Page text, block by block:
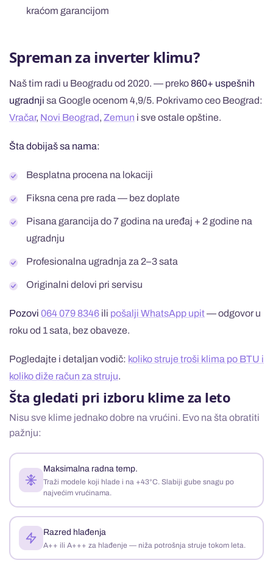
kraćom garancijom
Spreman za inverter klimu?
Naš tim radi u Beogradu od 2020. — preko860+ uspešnih
ugradnji sa Google ocenom 4,9/5. Pokrivamo ceo Beograd:
Vračar, Novi Beograd, Zemun i sve ostale opštine.
Šta dobijaš sa nama:
Besplatna procena na lokaciji
Fiksna cena pre rada — bez doplate
Pisana garancija do 7 godina na uređaj + 2 godine na
ugradnju
Profesionalna ugradnja za 2–3 sata
Originalni delovi pri servisu
Pozovi 064 079 8346 ili pošalji WhatsApp upit— odgovor u
roku od 1 sata, bez obaveze.
Pogledajte i detaljan vodič: koliko struje troši klima po BTU i
koliko diže račun za struju.
Šta gledati pri izboru klime za leto
Nisu sve klime jednako dobre na vrućini. Evo na šta obratiti
pažnju:
Maksimalna radna temp.
Traži modele koji hlade i na +43°C. Slabiji gube snagu po
najvećim vrućinama.
Razred hlađenja
A++ ili A+++ za hlađenje — niža potrošnja struje tokom leta.